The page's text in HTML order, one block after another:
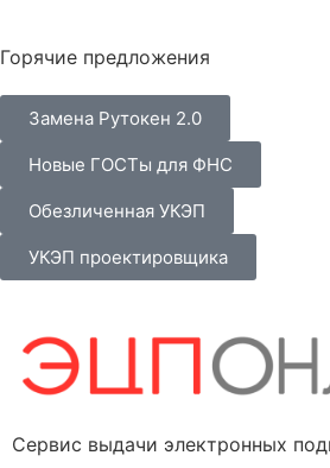
Горячие предложения
Замена Рутокен 2.0
Новые ГОСТы для ФНС
Обезличенная УКЭП
УКЭП проектировщика
Сервис выдачи электронных